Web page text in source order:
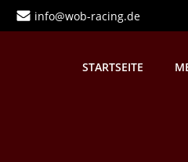
info@wob-racing.de
STARTSEITE